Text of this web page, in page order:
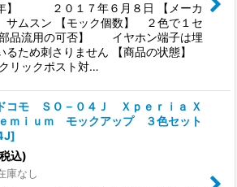
年】 ２０１７年６月８日 【メーカ
ムスン 【モック個数】 ２色で１セ
品流用の可否】 イヤホン端子は埋
るため刺さりません 【商品の状態】
リックポスト対…
コモ ＳＯ－０４Ｊ Ｘｐｅｒｉａ Ｘ
ｍｉｕｍ モックアップ ３色セット
]
込)
庫なし